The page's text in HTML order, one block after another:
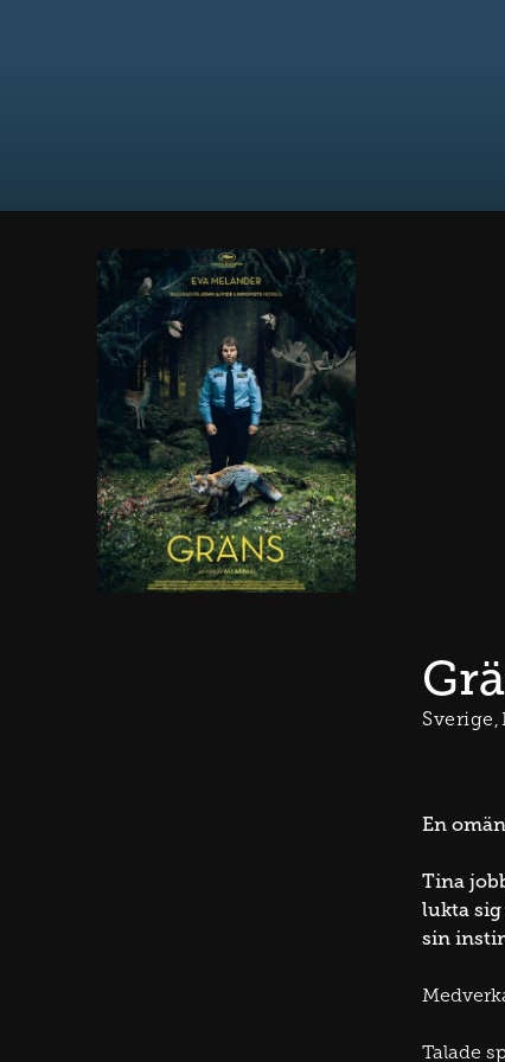
Sverige
En
Tina
lukta
sin
Talade